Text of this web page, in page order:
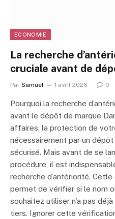
ECONOMIE
La recherche
cruciale avant de
Par Samuel 1 avril 2026 0
Pourquoi la recherche
avant le dépôt de marque
affaires, la protection de
nécessairement par un
sécurisé. Mais avant de se
procédure, il est
recherche d’antériorité.
permet de vérifier si le nom
souhaitez utiliser n’a pas
tiers. Ignorer cette